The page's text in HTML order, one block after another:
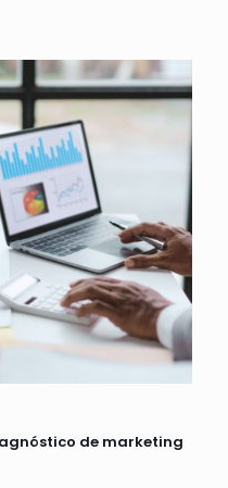
de marketing